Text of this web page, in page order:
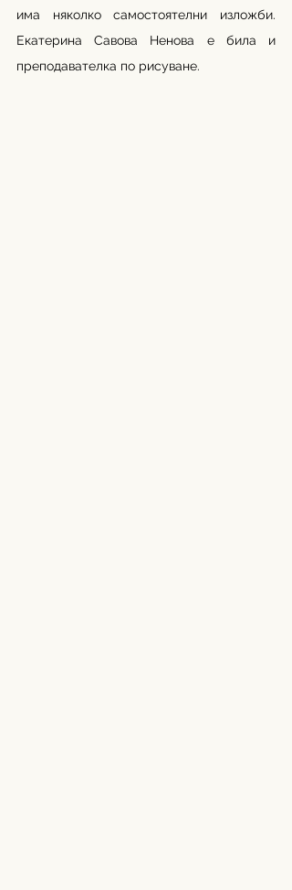
има няколко самостоятелни изложби.
Екатерина Савова Ненова е била и
преподавателка по рисуване.